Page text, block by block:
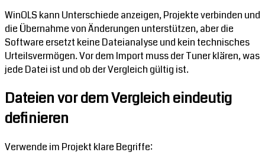
WinOLS kann Unterschiede anzeigen, Projekte verbinden und
die Übernahme von Änderungen unterstützen, aber die
Software ersetzt keine Dateianalyse und kein technisches
Urteilsvermögen. Vor dem Import muss der Tuner klären, was
jede Datei ist und ob der Vergleich gültig ist.
Dateien vor dem Vergleich eindeutig
definieren
Verwende im Projekt klare Begriffe: